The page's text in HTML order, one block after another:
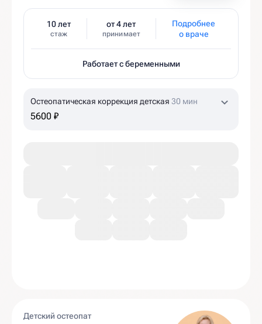
10 лет
стаж
от 4 лет
принимает
Подробнее
о враче
Работает с беременными
Остеопатическая коррекция детская 30 мин
5600 ₽
Детский остеопат